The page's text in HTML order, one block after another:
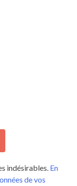
indésirables. En
de vos